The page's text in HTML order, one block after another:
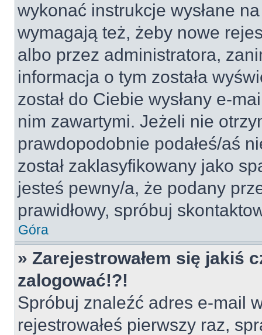
wykonać instrukcje wysłane
wymagają też, żeby nowe
albo przez administratora,
informacja o tym została
został do Ciebie wysłany e-
nim zawartymi. Jeżeli nie
prawdopodobnie podałeś/aś
został zaklasyfikowany jako
jesteś pewny/a, że podany
prawidłowy, spróbuj
Góra
» Zarejestrowałem się jakiś
zalogować!?!
Spróbuj znaleźć adres e-mail
rejestrowałeś pierwszy raz,